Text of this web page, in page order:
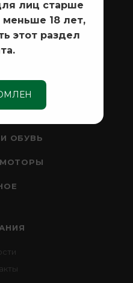
ОБУВЬ
лиц старше
меньше 18 лет,
этот раздел